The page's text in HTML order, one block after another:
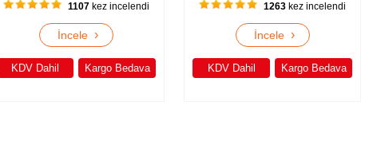
1107kez incelendi
İncele ›
KDV Dahil Kargo Bedava
1263 kez incelendi
İncele ›
KDV Dahil Kargo Bedava